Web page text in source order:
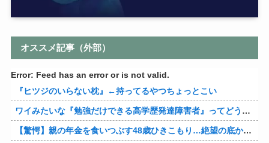
オススメ記事（外部）
Error: Feed has an error or is not valid.
『ヒツジのいらない枕』←持ってるやつちょっとこい
ワイみたいな『勉強だけできる高学歴発達障害者』ってどう生きたらいいんや？
【驚愕】親の年金を食いつぶす48歳ひきこもり…絶望の底から家族を救ったのは『障害基礎年金』だった